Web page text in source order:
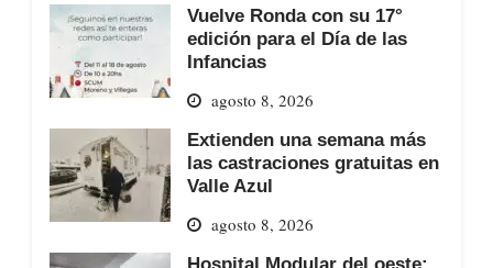
Vuelve Ronda con su 17°
edición para el Día de las
Infancias
agosto 8, 2026
Extienden una semana más
las castraciones gratuitas en
Valle Azul
agosto 8, 2026
Hospital Modular del oeste: